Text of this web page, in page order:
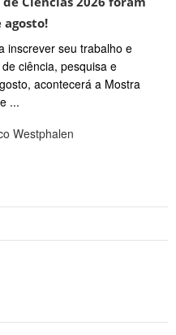
inscrever seu trabalho e
ciência, pesquisa e
acontecerá a Mostra
...
Westphalen